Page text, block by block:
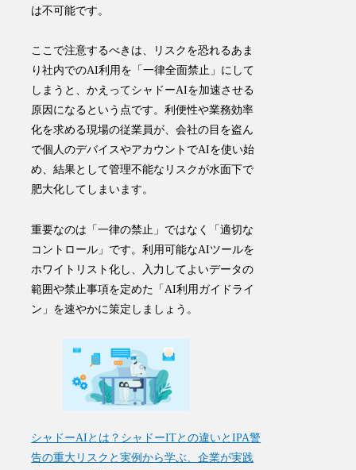
は不可能です。
ここで注意するべきは、リスクを恐れるあま
り社内でのAI利用を「一律全面禁止」にして
しまうと、かえってシャドーAIを加速させる
原因になるという点です。利便性や業務効率
化を求める現場の従業員が、会社の目を盗ん
で個人のデバイスやアカウントでAIを使い始
め、結果として管理不能なリスクが水面下で
肥大化してしまいます。
重要なのは「一律の禁止」ではなく「適切な
コントロール」です。利用可能なAIツールを
ホワイトリスト化し、入力してよいデータの
範囲や禁止事項を定めた「AI利用ガイドライ
ン」を速やかに策定しましょう。
シャドーAIとは？シャドーITとの違いとIPA警
告の重大リスクと実例から学ぶ、企業が実践